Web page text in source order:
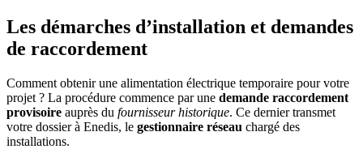
Les démarches d’installation et demandes
de raccordement
Comment obtenir une alimentation électrique temporaire pour votre
projet ? La procédure commence par une demande raccordement
provisoire auprès du fournisseur historique. Ce dernier transmet
votre dossier à Enedis, le gestionnaire réseau chargé des
installations.